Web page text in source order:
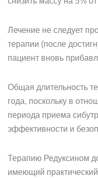
Лечение не следует
терапии (после
пациент вновь
Общая длительность
года, поскольку в
периода приема
эффективности и
Терапию Редуксином
имеющий